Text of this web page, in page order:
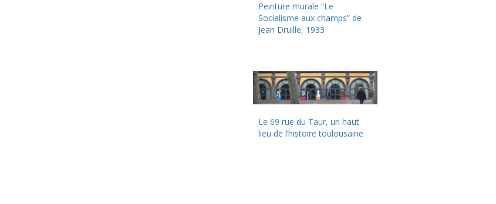
Peinture murale “Le
Socialisme aux champs” de
Jean Druille, 1933
Le 69 rue du Taur, un haut
lieu de l’histoire toulousaine